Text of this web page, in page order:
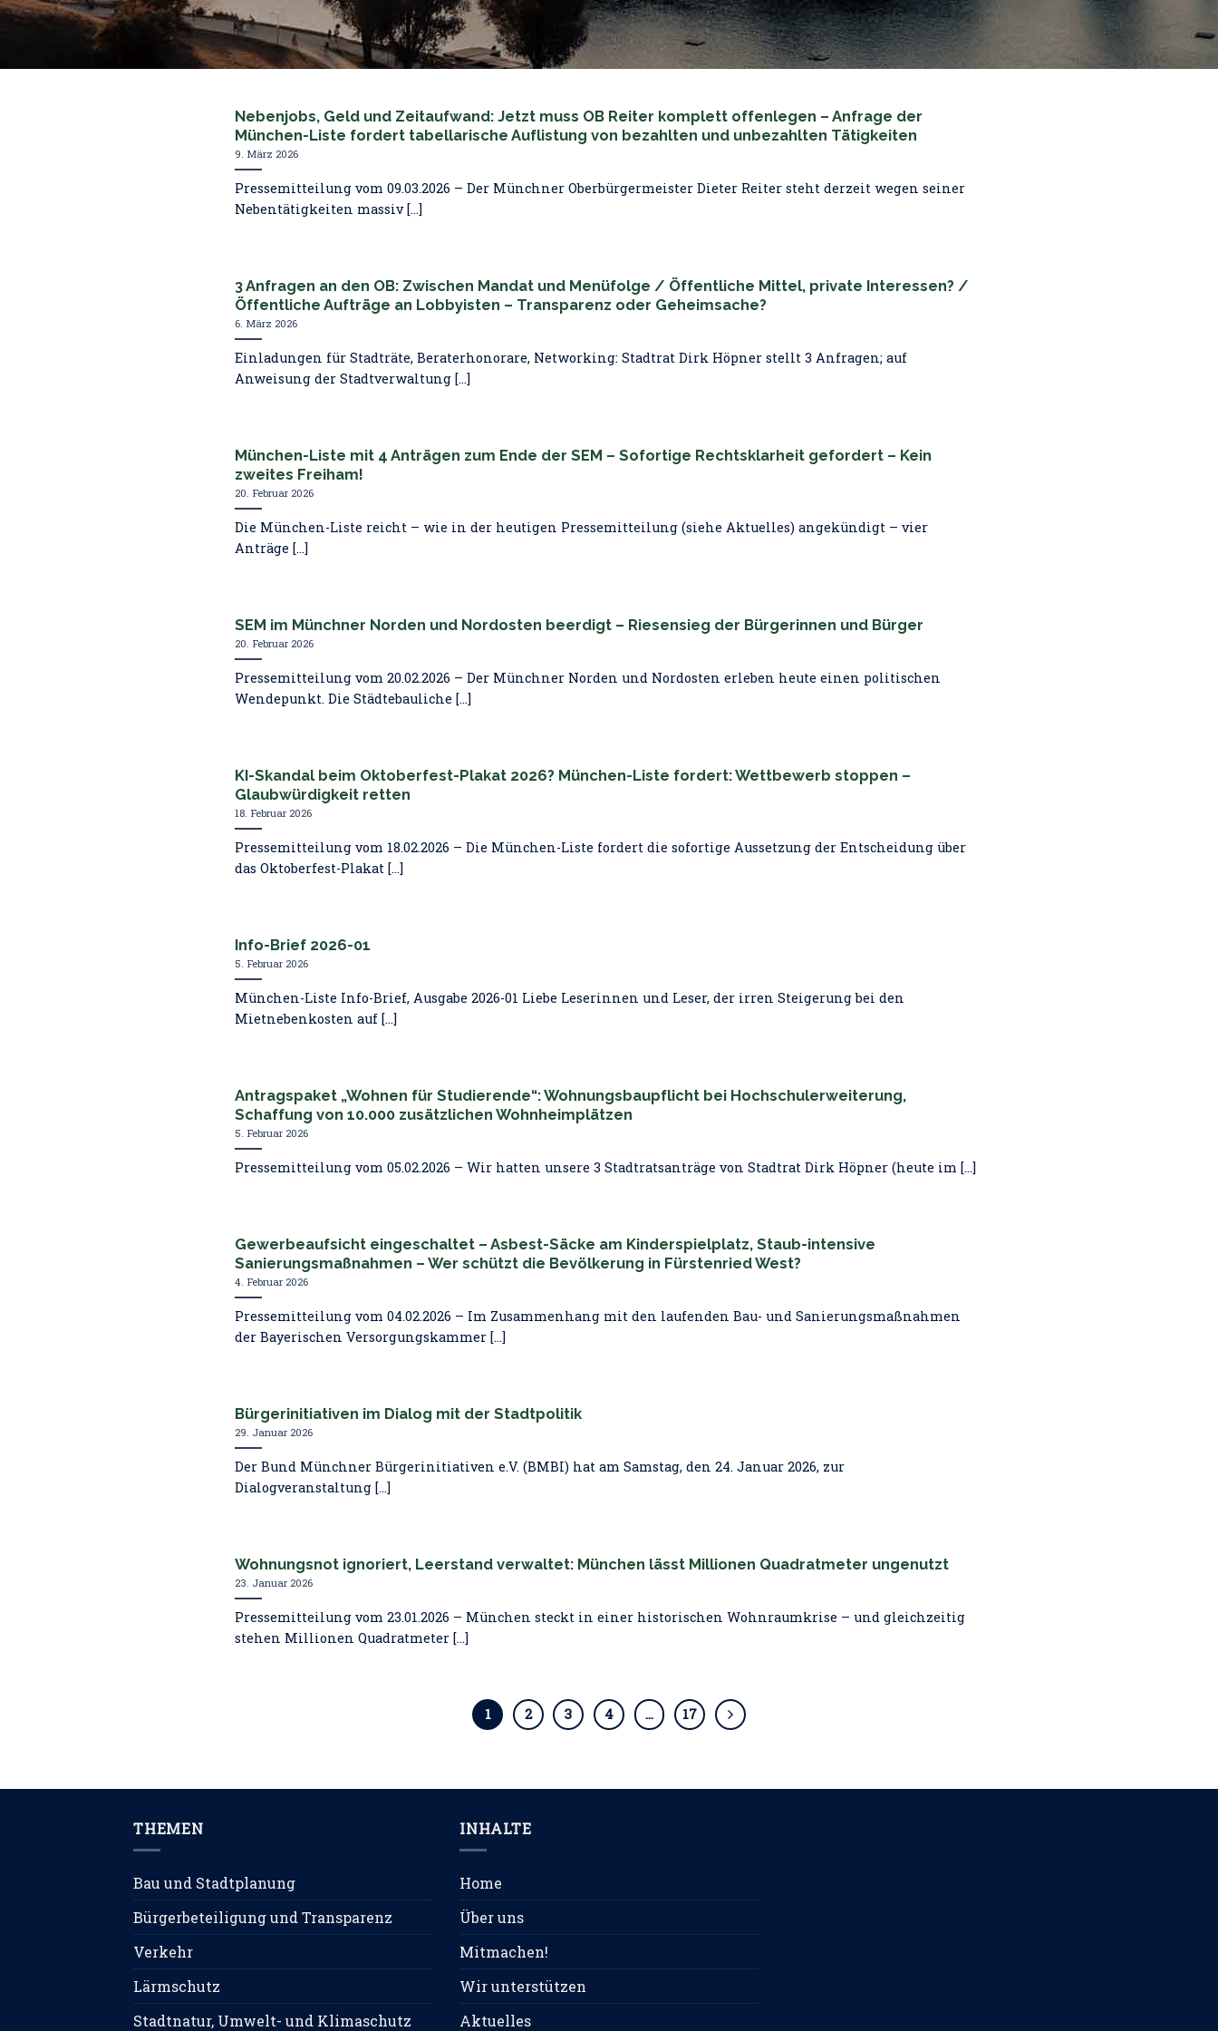
Nebenjobs, Geld und Zeitaufwand: Jetzt muss OB Reiter komplett offenlegen – Anfrage der
München-Liste fordert tabellarische Auflistung von bezahlten und unbezahlten Tätigkeiten
9. März 2026
Pressemitteilung vom 09.03.2026 – Der Münchner Oberbürgermeister Dieter Reiter steht derzeit wegen seiner
Nebentätigkeiten massiv [...]
3 Anfragen an den OB: Zwischen Mandat und Menüfolge / Öffentliche Mittel, private Interessen? /
Öffentliche Aufträge an Lobbyisten – Transparenz oder Geheimsache?
6. März 2026
Einladungen für Stadträte, Beraterhonorare, Networking: Stadtrat Dirk Höpner stellt 3 Anfragen; auf
Anweisung der Stadtverwaltung [...]
München-Liste mit 4 Anträgen zum Ende der SEM – Sofortige Rechtsklarheit gefordert – Kein
zweites Freiham!
20. Februar 2026
Die München-Liste reicht – wie in der heutigen Pressemitteilung (siehe Aktuelles) angekündigt – vier
Anträge [...]
SEM im Münchner Norden und Nordosten beerdigt – Riesensieg der Bürgerinnen und Bürger
20. Februar 2026
Pressemitteilung vom 20.02.2026 – Der Münchner Norden und Nordosten erleben heute einen politischen
Wendepunkt. Die Städtebauliche [...]
KI-Skandal beim Oktoberfest-Plakat 2026? München-Liste fordert: Wettbewerb stoppen –
Glaubwürdigkeit retten
18. Februar 2026
Pressemitteilung vom 18.02.2026 – Die München-Liste fordert die sofortige Aussetzung der Entscheidung über
das Oktoberfest-Plakat [...]
Info-Brief 2026-01
5. Februar 2026
München-Liste Info-Brief, Ausgabe 2026-01 Liebe Leserinnen und Leser, der irren Steigerung bei den
Mietnebenkosten auf [...]
Antragspaket „Wohnen für Studierende“: Wohnungsbaupflicht bei Hochschulerweiterung,
Schaffung von 10.000 zusätzlichen Wohnheimplätzen
5. Februar 2026
Pressemitteilung vom 05.02.2026 – Wir hatten unsere 3 Stadtratsanträge von Stadtrat Dirk Höpner (heute im [...]
Gewerbeaufsicht eingeschaltet – Asbest-Säcke am Kinderspielplatz, Staub-intensive
Sanierungsmaßnahmen – Wer schützt die Bevölkerung in Fürstenried West?
4. Februar 2026
Pressemitteilung vom 04.02.2026 – Im Zusammenhang mit den laufenden Bau- und Sanierungsmaßnahmen
der Bayerischen Versorgungskammer [...]
Bürgerinitiativen im Dialog mit der Stadtpolitik
29. Januar 2026
Der Bund Münchner Bürgerinitiativen e.V. (BMBI) hat am Samstag, den 24. Januar 2026, zur
Dialogveranstaltung [...]
Wohnungsnot ignoriert, Leerstand verwaltet: München lässt Millionen Quadratmeter ungenutzt
23. Januar 2026
Pressemitteilung vom 23.01.2026 – München steckt in einer historischen Wohnraumkrise – und gleichzeitig
stehen Millionen Quadratmeter [...]
1 2 3 4 … 17
THEMEN
Bau und Stadtplanung
Bürgerbeteiligung und Transparenz
Verkehr
Lärmschutz
Stadtnatur, Umwelt- und Klimaschutz
INHALTE
Home
Über uns
Mitmachen!
Wir unterstützen
Aktuelles